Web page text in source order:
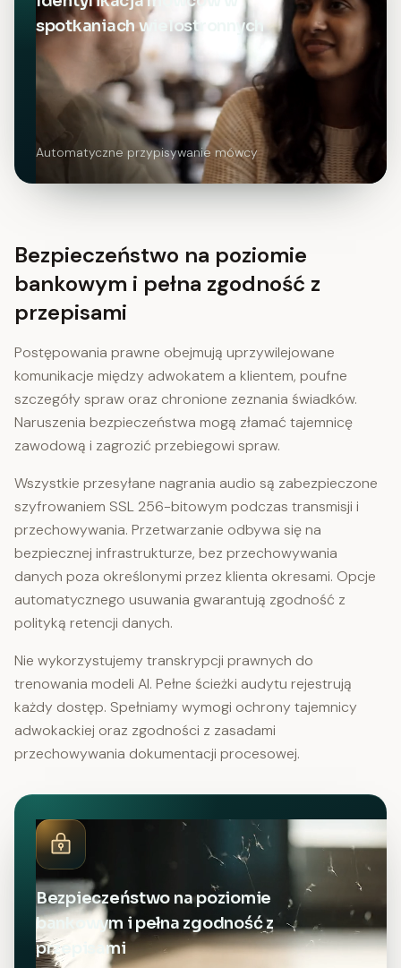
spotkaniach wielostronnych
Automatyczne przypisywanie mówcy
Bezpieczeństwo na poziomie
bankowym i pełna zgodność z
przepisami
Postępowania prawne obejmują uprzywilejowane
komunikacje między adwokatem a klientem, poufne
szczegóły spraw oraz chronione zeznania świadków.
Naruszenia bezpieczeństwa mogą złamać tajemnicę
zawodową i zagrozić przebiegowi spraw.
Wszystkie przesyłane nagrania audio są zabezpieczone
szyfrowaniem SSL 256-bitowym podczas transmisji i
przechowywania. Przetwarzanie odbywa się na
bezpiecznej infrastrukturze, bez przechowywania
danych poza określonymi przez klienta okresami. Opcje
automatycznego usuwania gwarantują zgodność z
polityką retencji danych.
Nie wykorzystujemy transkrypcji prawnych do
trenowania modeli AI. Pełne ścieżki audytu rejestrują
każdy dostęp. Spełniamy wymogi ochrony tajemnicy
adwokackiej oraz zgodności z zasadami
przechowywania dokumentacji procesowej.
Bezpieczeństwo na poziomie
bankowym i pełna zgodność z
przepisami